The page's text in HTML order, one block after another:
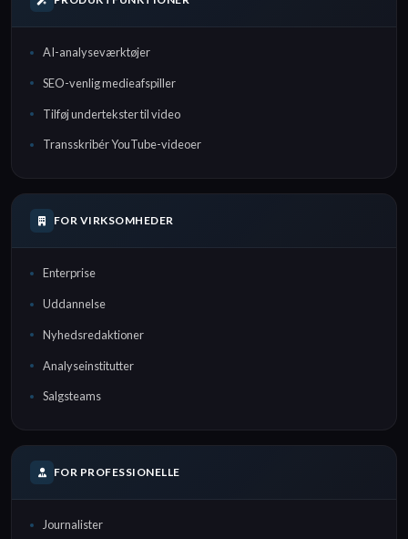
AI-analyseværktøjer
SEO-venlig medieafspiller
Tilføj undertekster til video
Transskribér YouTube-videoer
FOR VIRKSOMHEDER
Enterprise
Uddannelse
Nyhedsredaktioner
Analyseinstitutter
Salgsteams
FOR PROFESSIONELLE
Journalister